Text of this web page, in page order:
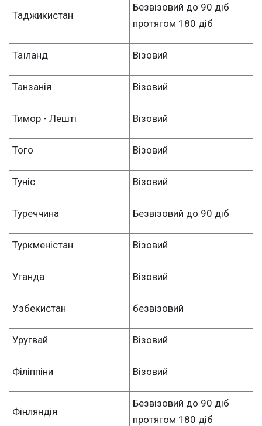
Таджикистан
Безвізовий до 90 діб
протягом 180 діб
Таїланд Візовий
Танзанія Візовий
Тимор - Лешті Візовий
Того Візовий
Туніс Візовий
Туреччина Безвізовий до 90 діб
Туркменістан Візовий
Уганда Візовий
Узбекистан безвізовий
Уругвай Візовий
Філіппіни Візовий
Фінляндія
Безвізовий до 90 діб
протягом 180 діб